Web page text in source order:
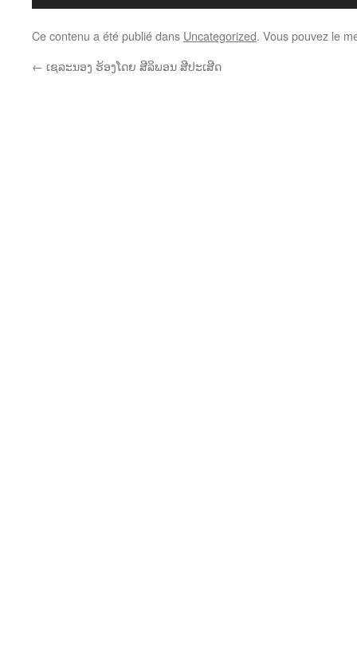
Ce contenu a été publié dans Uncategorized. Vous pouvez le
← ເຊລະນອງ ຮ້ອງໂດຍ ສີລິພອນ ສີປະເສີດ